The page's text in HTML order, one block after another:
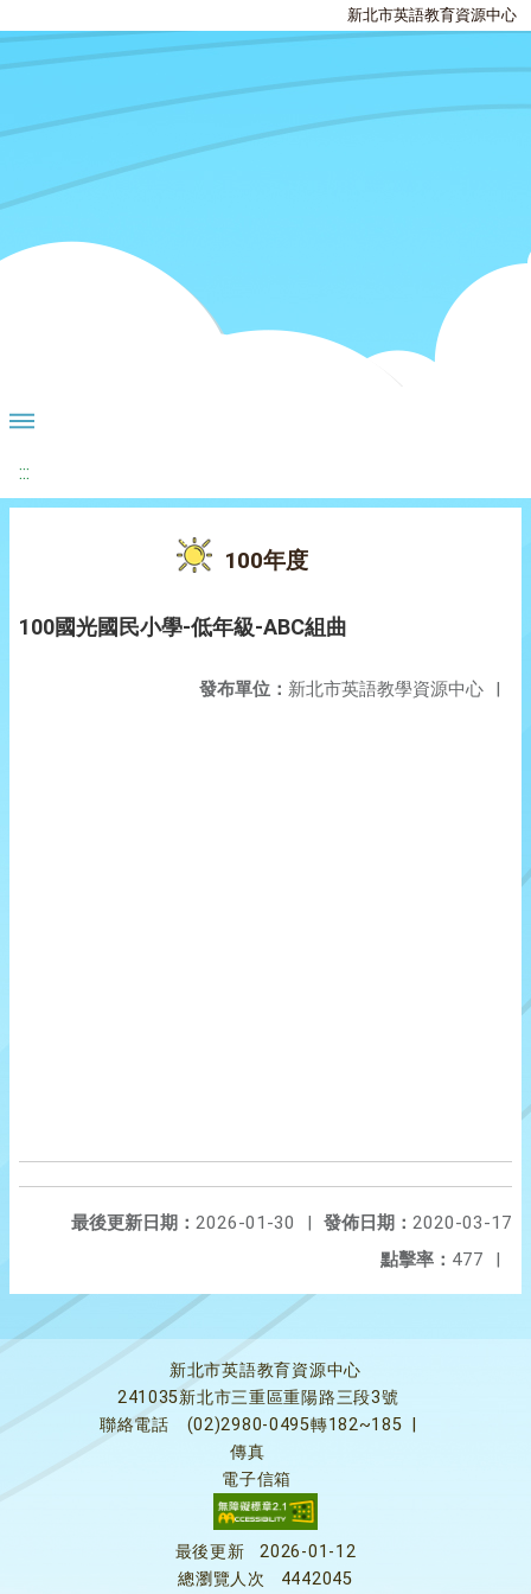
新北市英語教育資源中心
:::
100年度
100國光國民小學-低年級-ABC組曲
發布單位： 新北市英語教學資源中心 |
發佈日期： 2020-03-17
最後更新日期： 2026-01-30
|
點擊率： 477 |
新北市英語教育資源中心
241035新北市三重區重陽路三段3號
聯絡電話
(02)2980-0495轉182~185
傳真
電子信箱
最後更新
2026-01-12
總瀏覽人次
4442045